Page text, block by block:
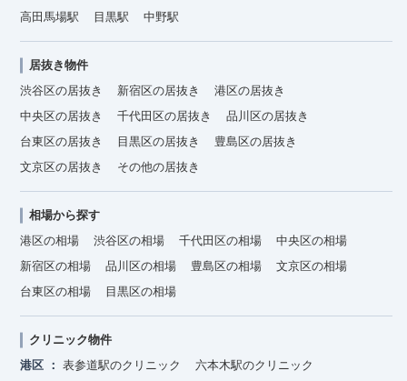
高田馬場駅
目黒駅 中野駅
居抜き物件
渋谷区の居抜き
新宿区の居抜き
港区の居抜き
中央区の居抜き
千代田区の居抜き
品川区の居抜き
台東区の居抜き
目黒区の居抜き
豊島区の居抜き
文京区の居抜き
その他の居抜き
相場から探す
港区の相場
渋谷区の相場 千代田区の相場
中央区の相場
新宿区の相場
品川区の相場 豊島区の相場
文京区の相場
台東区の相場
目黒区の相場
クリニック物件
港区
表参道駅のクリニック
六本木駅のクリニック